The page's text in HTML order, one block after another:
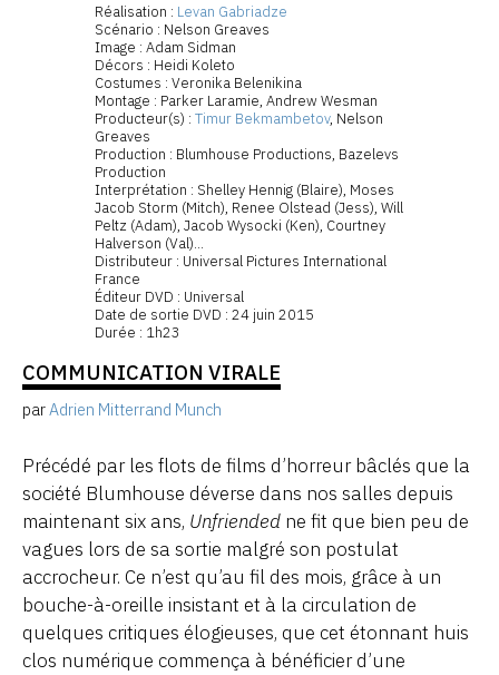
Réalisation : Levan Gabriadze
Scénario : Nelson Greaves
Image : Adam Sidman
Décors : Heidi Koleto
Costumes : Veronika Belenikina
Montage : Parker Laramie, Andrew Wesman
Producteur(s) : Timur Bekmambetov, Nelson
Greaves
Production : Blumhouse Productions, Bazelevs
Production
Interprétation : Shelley Hennig (Blaire), Moses
Jacob Storm (Mitch), Renee Olstead (Jess), Will
Peltz (Adam), Jacob Wysocki (Ken), Courtney
Halverson (Val)...
Distributeur : Universal Pictures International
France
Éditeur DVD : Universal
Date de sortie DVD : 24 juin 2015
Durée : 1h23
COMMUNICATION VIRALE
parAdrien Mitterrand Munch
Précédé par les flots de films d’horreur bâclés que la
société Blumhouse déverse dans nos salles depuis
maintenant six ans, Unfriended ne fit que bien peu de
vagues lors de sa sortie malgré son postulat
accrocheur. Ce n’est qu’au fil des mois, grâce à un
bouche-à-oreille insistant et à la circulation de
quelques critiques élogieuses, que cet étonnant huis
clos numérique commença à bénéficier d’une